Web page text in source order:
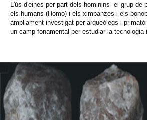
L'ús d'eines per part dels hominins -el grup de
els humans (Homo) i els ximpanzés i els
àmpliament investigat per arqueòlegs i
un camp fonamental per estudiar la tecnologia